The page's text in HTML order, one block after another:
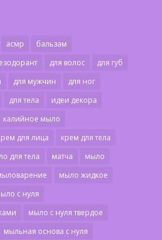
асмр
бальзам
для волос
для губ
для мужчин
для ног
для тела
идеи декора
калийное мыло
для лица
крем для тела
для тела матча
мыло
мыло жидкое
с нуля
мыло с нуля твердое
мыльная основа с нуля